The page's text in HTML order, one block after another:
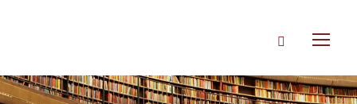
Rechercher